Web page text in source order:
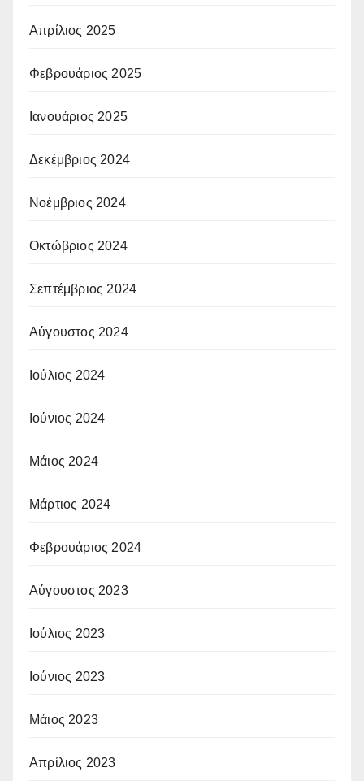
Απρίλιος 2025
Φεβρουάριος 2025
Ιανουάριος 2025
Δεκέμβριος 2024
Νοέμβριος 2024
Οκτώβριος 2024
Σεπτέμβριος 2024
Αύγουστος 2024
Ιούλιος 2024
Ιούνιος 2024
Μάιος 2024
Μάρτιος 2024
Φεβρουάριος 2024
Αύγουστος 2023
Ιούλιος 2023
Ιούνιος 2023
Μάιος 2023
Απρίλιος 2023